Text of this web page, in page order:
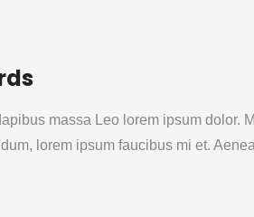
massa Leo lorem ipsum dolor.
lorem ipsum faucibus mi et.